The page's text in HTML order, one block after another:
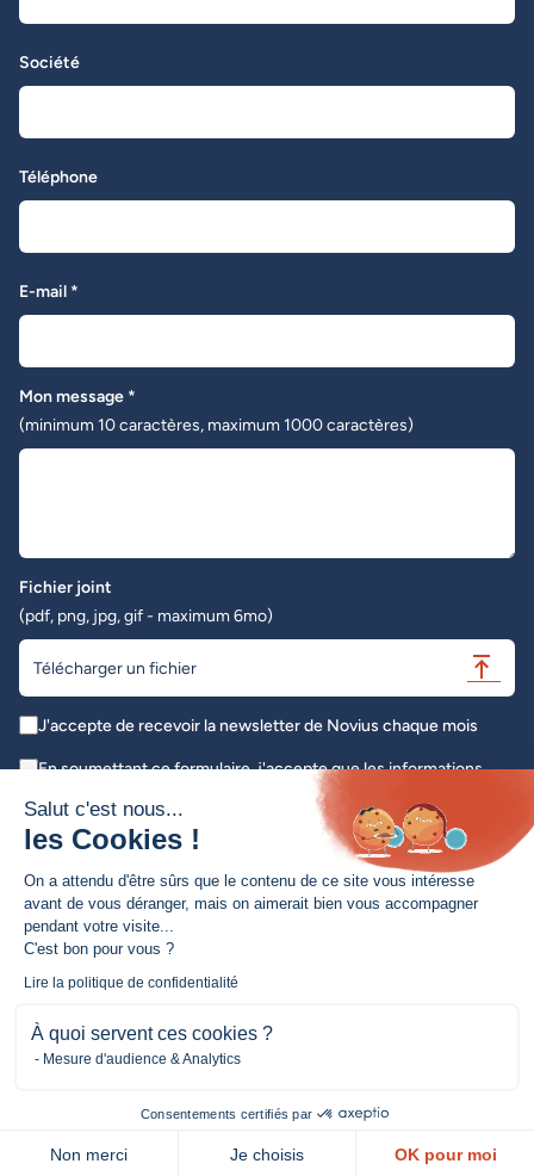
Salut c'est nous...
les Cookies !
On a attendu d'être sûrs que le contenu de ce site vous intéresse
avant de vous déranger, mais on aimerait bien vous accompagner
pendant votre visite...
C'est bon pour vous ?
Lire la politique de confidentialité
À quoi servent ces cookies ?
Mesure d'audience & Analytics
Consentements certifiés par
Non merci Je choisis OK pour moi
Société
Téléphone
E-mail *
Mon message *
(minimum 10 caractères, maximum 1000 caractères)
Fichier joint
(pdf, png, jpg, gif - maximum 6mo)
Télécharger un fichier
J'accepte de recevoir la newsletter de Novius chaque mois
En soumettant ce formulaire, j'accepte que les informations
saisies soient exploitées dans le cadre de ma demande initiale *
Envoyer
Création de site web / Refonte de site
Amélioration continue
Novius
Nos technologies